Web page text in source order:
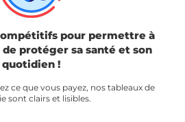
pour permettre à
protéger sa santé et son
quotidien !
ce que vous payez, nos tableaux de
sont clairs et lisibles.